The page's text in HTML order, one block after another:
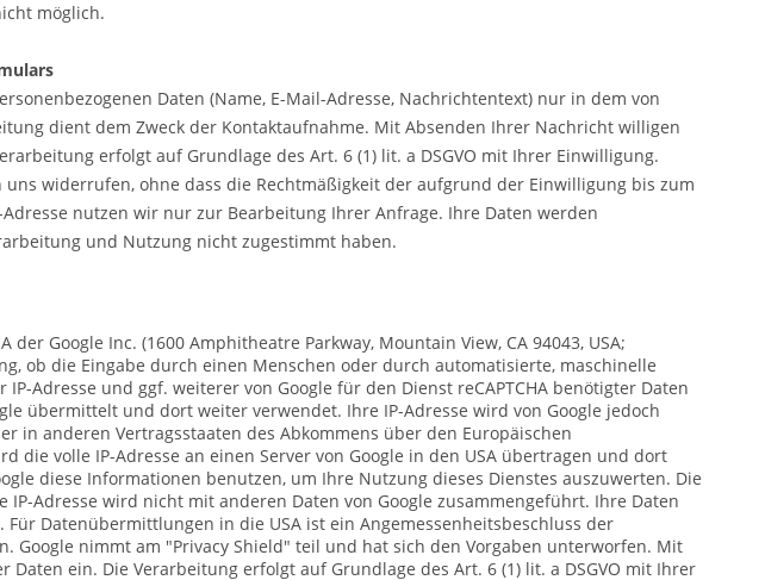
möglich.
Daten (Name, E-Mail-Adresse, Nachrichtentext) nur in dem von
dient dem Zweck der Kontaktaufnahme. Mit Absenden Ihrer Nachricht willigen
erfolgt auf Grundlage des Art. 6 (1) lit. a DSGVO mit Ihrer Einwilligung.
widerrufen, ohne dass die Rechtmäßigkeit der aufgrund der Einwilligung bis zum
nutzen wir nur zur Bearbeitung Ihrer Anfrage. Ihre Daten werden
und Nutzung nicht zugestimmt haben.
Google Inc. (1600 Amphitheatre Parkway, Mountain View, CA 94043, USA;
ob die Eingabe durch einen Menschen oder durch automatisierte, maschinelle
Adresse und ggf. weiterer von Google für den Dienst reCAPTCHA benötigter Daten
übermittelt und dort weiter verwendet. Ihre IP-Adresse wird von Google jedoch
in anderen Vertragsstaaten des Abkommens über den Europäischen
die volle IP-Adresse an einen Server von Google in den USA übertragen und dort
diese Informationen benutzen, um Ihre Nutzung dieses Dienstes auszuwerten. Die
Adresse wird nicht mit anderen Daten von Google zusammengeführt. Ihre Daten
Datenübermittlungen in die USA ist ein Angemessenheitsbeschluss der
Google nimmt am "Privacy Shield" teil und hat sich den Vorgaben unterworfen. Mit
ein. Die Verarbeitung erfolgt auf Grundlage des Art. 6 (1) lit. a DSGVO mit Ihrer